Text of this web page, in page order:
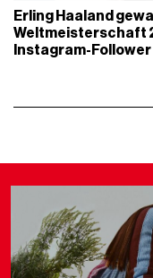
Erling Haaland
Weltmeisterschaft
Instagram-Follower